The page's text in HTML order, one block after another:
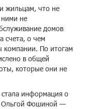
жильцам, что не
ними не
домов
счета, о чем
компании. По итогам
в общей
которые они не
информация о
Ольгой Фошиной —